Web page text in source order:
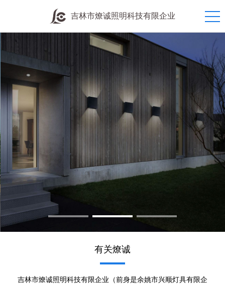
吉林市燎诚照明科技有限企业
有关燎诚
吉林市燎诚照明科技有限企业（前身是余姚市兴顺灯具有限企